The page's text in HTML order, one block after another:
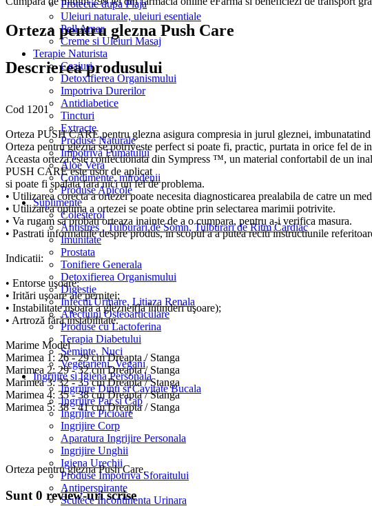
Protectie dupa Plaja
Uleiuri naturale, uleiuri esentiale
Pell Amar
Creme si Uleiuri Masaj
Terapie Naturista
Ceaiuri
Detoxifierea Organismului
Impotriva Durerilor
Antidiabetice
Tincturi
Extracte
Produse Naturale
Impotriva Fumatului
Aloe Vera
Condimente, mirodenii
Produse Apicole
Suplimente
Colesterol
Antistres , Tulburari de Somn, Tulburari de Ritm Cardiac
Imunitate
Prostata
Tonifiere Generala
Detoxifierea Organismului
Digestie
Infectii Urinare, Litiaza Renala
Afectiuni Osteoarticulare
Produse cu Lactoferina
Terapia Diabetului
Seminte, Nuci
Vegetarieni, Vegani
Ingrijire si Igiena Personala
Ingrijire Dinti si Cavitate Bucala
Ingrijire Par si Cap
Ingrijire Picioare
Ingrijire Corp
Aparatura Ingrijire Personala
Ingrijire Unghii
Igiena Urechii
Produse Impotriva Sforaitului
Antiperspirante
Scutece Incontinenta Urinara
Orteza pentru glezna Push Care
Descrierea produsului
Cod 1201
Orteza PUSH CARE pentru glezna asigura compresia in jurul gleznei,
Orteza pentru glezna se potriveste perfect si poate fi, practic, purtata in orice fel
Aceasta orteza este confectionata din Sympress ™, un material confortabil de un
PUSH CARE este usor de aplicat
si poate fi spalata fara nici un fel de problema.
• Utilizarea corecta a ortezei poate necesita diagnosticarea prealabila de catre un
• Utilizarea optima a ortezei se poate obtine prin selectarea marimii potrivite.
• Va rugam sa probati orteaza inainte de a o cumpara, pentru a-i verifica masura.
• Pastrati informatiile despre produs, in scopul a a putea reciti instructiunile
Indicatii:
• Entorse uşoare;
• Iritări uşoare ale perniţei;
• Instabilitate uşoară a gleznei(la întinderi uşoare);
• Artroză fără instabilitate.
Marime Model
Marimea 1: 26 - 29 cm Dreapta / Stanga
Marimea 2: 29 - 32 cm Dreapta / Stanga
Marimea 3: 32 - 35 cm Dreapta / Stanga
Marimea 4: 35 - 38 cm Dreapta / Stanga
Marimea 5: 38 - 41 cm Dreapta / Stanga
Orteza pentru glezna Push Care.
Sunt 0 review-uri scrise